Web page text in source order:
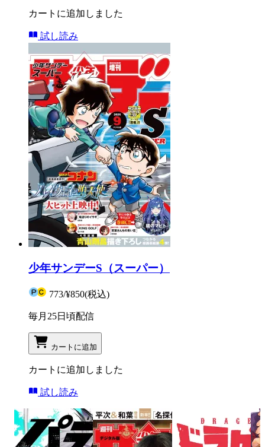
カートに追加しました
試し読み
少年サンデーS（スーパー）
773/¥850(税込)
毎月25日頃配信
カートに追加
カートに追加しました
試し読み